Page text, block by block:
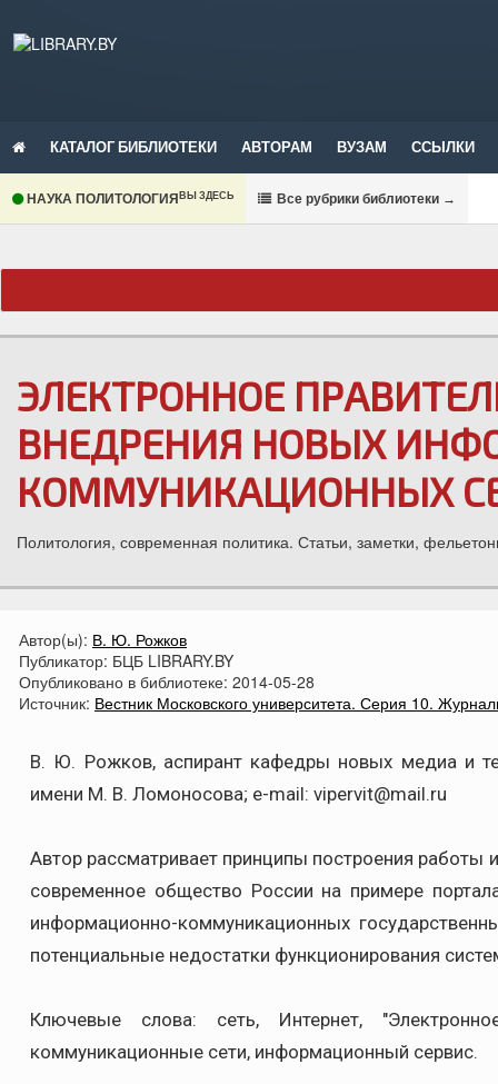
КАТАЛОГ БИБЛИОТЕКИ АВТОРАМ ВУЗАМ ССЫЛКИ
НАУКА ПОЛИТОЛОГИЯВЫ ЗДЕСЬ Все рубрики библиотеки →
ЭЛЕКТРОННОЕ
ВНЕДРЕНИЯ НОВЫХ
КОММУНИКАЦИОННЫХ
Политология, современная политика. Статьи, заметки,
Автор(ы): В. Ю. Рожков
Публикатор: БЦБ LIBRARY.BY
Опубликовано в библиотеке: 2014-05-28
Источник: Вестник Московского университета. Серия 10.
В. Ю. Рожков, аспирант кафедры новых медиа и
имени М. В. Ломоносова; e-mail: vipervit@mail.ru
Автор рассматривает принципы построения работы
современное общество России на примере
информационно-коммуникационных
потенциальные недостатки функционирования
Ключевые слова: сеть, Интернет,
коммуникационные сети, информационный сервис.